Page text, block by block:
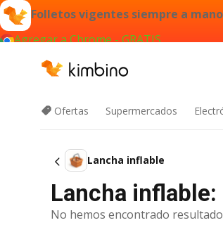
Folletos vigentes siempre a mano
Agregar a Chrome - GRATIS
Ofertas Supermercados
Lancha inflable
Lancha
No hemos encontrado